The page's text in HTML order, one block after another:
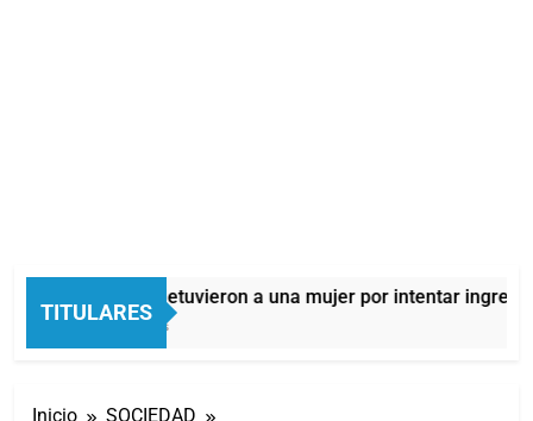
TITULARES
Quilmes: detuvieron a una mujer por intentar
11 Horas Atrás
Inicio
SOCIEDAD